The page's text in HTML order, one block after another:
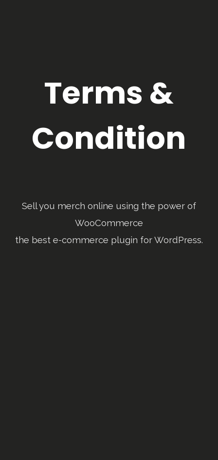
Terms &
Condition
Sell you merch online using the power of
WooCommerce
the best e-commerce plugin for WordPress.